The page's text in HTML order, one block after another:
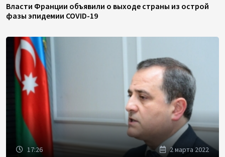
Власти Франции объявили о выходе страны из острой
фазы эпидемии COVID-19
17:26 2 марта 2022